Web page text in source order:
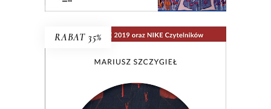
RABAT 35%
NIE MA
Wielogłosowa rozprawa reporterska o